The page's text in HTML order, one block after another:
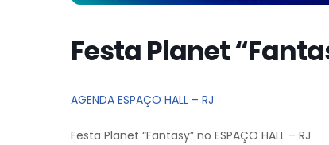
Festa Planet
AGENDA ESPAÇO HALL – RJ
Festa Planet “Fantasy” no ESPAÇO HALL – RJ